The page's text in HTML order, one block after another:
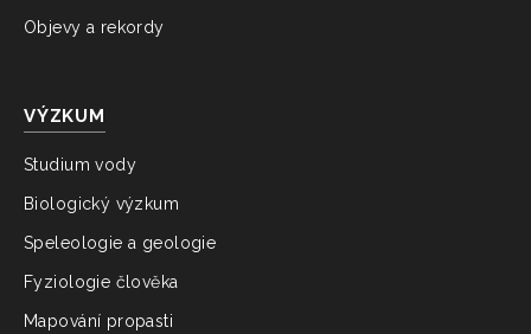
Objevy a rekordy
VÝZKUM
Studium vody
Biologický výzkum
Speleologie a geologie
Fyziologie člověka
Mapování propasti